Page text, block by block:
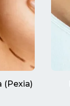
(Pexia)